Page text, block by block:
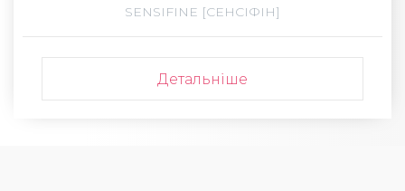
SENSIFINE [СЕНСІФІН]
Детальніше